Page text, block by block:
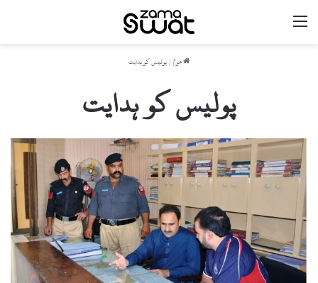
ھوم/پولیس کو ہدایت
پولیس کو ہدایت